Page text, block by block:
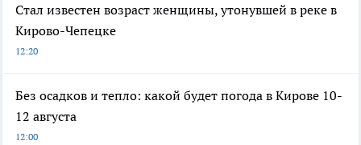
Стал известен возраст женщины, утонувшей в реке в
Кирово-Чепецке
12:20
Без осадков и тепло: какой будет погода в Кирове 10-
12 августа
12:00